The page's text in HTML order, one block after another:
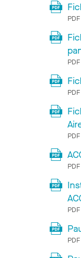
PDF
PDF
PDF
PDF
PDF
PDF
PDF